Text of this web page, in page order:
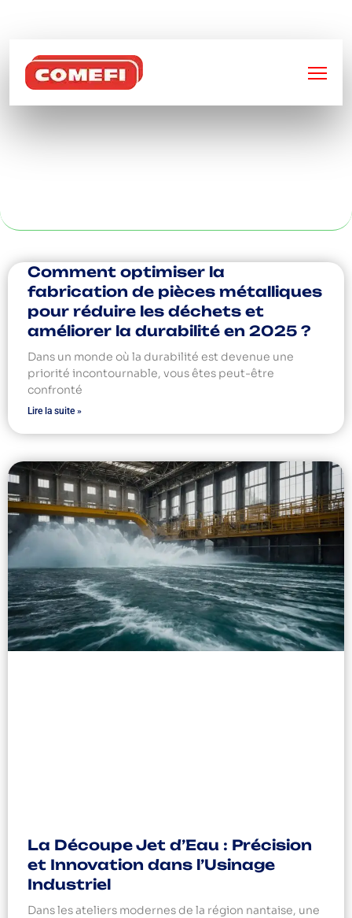
RACK CHARGE À
Comment optimiser la
fabrication de pièces métalliques
pour réduire les déchets et
améliorer la durabilité en 2025 ?
Dans un monde où la durabilité est devenue une
priorité incontournable, vous êtes peut-être
confronté
Lire la suite »
La Découpe Jet d’Eau : Précision
et Innovation dans l’Usinage
Industriel
Dans les ateliers modernes de la région nantaise, une